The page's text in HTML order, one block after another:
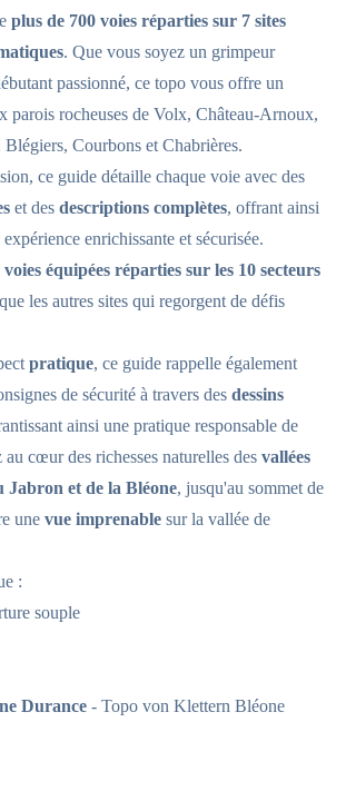
plus de 700 voies réparties sur 7 sites
. Que vous soyez un grimpeur
passionné, ce topo vous offre un
parois rocheuses de Volx, Château-Arnoux,
Blégiers, Courbons et Chabrières.
ce guide détaille chaque voie avec des
et des descriptions complètes, offrant ainsi
enrichissante et sécurisée.
voies équipées réparties sur les 10 secteurs
les autres sites qui regorgent de défis
pratique, ce guide rappelle également
de sécurité à travers des dessins
ainsi une pratique responsable de
au cœur des richesses naturelles des vallées
Jabron et de la Bléone, jusqu'au sommet de
une vue imprenable sur la vallée de
:
souple
Durance - Topo von Klettern Bléone